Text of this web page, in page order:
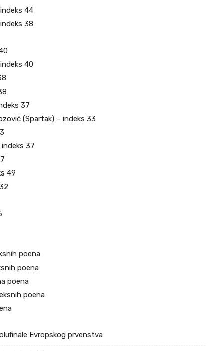
44
38
40
37
(Spartak) – indeks 33
37
49
poena
poena
poena
poena
Evropskog prvenstva